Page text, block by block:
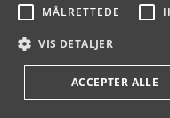
MÅLRETTEDE
VIS DETALJER
ACCEPTER ALLE